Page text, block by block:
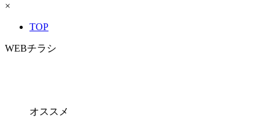
×
TOP
WEBチラシ
オススメ